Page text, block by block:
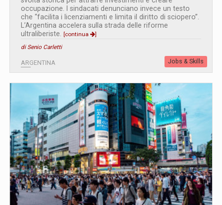
occupazione. I sindacati denunciano invece un testo
che “facilita i licenziamenti e limita il diritto di sciopero”.
L’Argentina accelera sulla strada delle riforme
ultraliberiste. [continua
]
di Senio Carletti
ARGENTINA Jobs & Skills